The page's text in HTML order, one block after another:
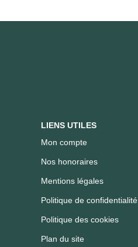
LIENS UTILES
Mon compte
Nos honoraires
Mentions légales
Politique de confidentialité
Politique des cookies
Plan du site